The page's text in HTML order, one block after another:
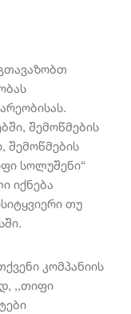
შემოწმების
შემოწმების
სოლუშენი“
იქნება
თუ
კომპანიის
,,თიფი